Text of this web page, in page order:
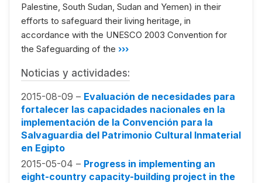
Palestine, South Sudan, Sudan and Yemen) in their
efforts to safeguard their living heritage, in
accordance with the UNESCO 2003 Convention for
the Safeguarding of the ›››
Noticias y actividades:
2015-08-09 – Evaluación de necesidades para
fortalecer las capacidades nacionales en la
implementación de la Convención para la
Salvaguardia del Patrimonio Cultural Inmaterial
en Egipto
2015-05-04 – Progress in implementing an
eight-country capacity-building project in the